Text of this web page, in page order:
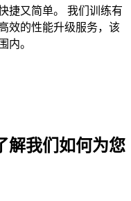
捷又简单。 我们训练有
效的性能升级服务，该
内。
解我们如何为您